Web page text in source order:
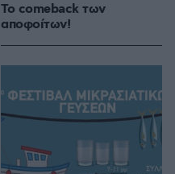
To comeback των
αποφοίτων!